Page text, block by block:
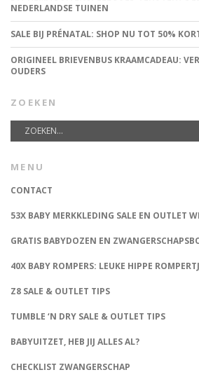
NEDERLANDSE TUINEN
SALE BIJ PRÉNATAL: SHOP NU TOT 50%
ORIGINEEL BRIEVENBUS KRAAMCADEAU:
OUDERS
ZOEKEN
MENU
CONTACT
53X BABY MERKKLEDING SALE EN OUTLET
GRATIS BABYDOZEN EN
40X BABY ROMPERS: LEUKE HIPPE
Z8 SALE & OUTLET TIPS
TUMBLE ‘N DRY SALE & OUTLET TIPS
BABYUITZET, HEB JIJ ALLES AL?
CHECKLIST ZWANGERSCHAP